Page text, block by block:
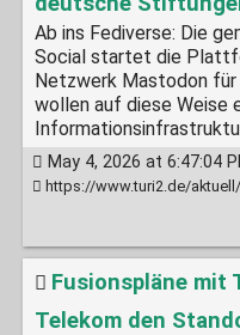
Ab ins Fediverse: Die
Social startet die
Netzwerk Mastodon
wollen auf diese Weise
May 4, 2026 at 6:47:04
https://www.turi2.de/aktuell/die-organisation-
Fusionspläne mit
Telekom den